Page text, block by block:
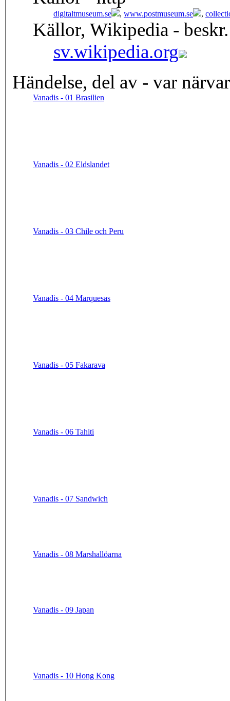
digitaltmuseum.se , www.postmuseum.se ,
Källor, Wikipedia -
sv.wikipedia.org
Händelse, del av - var
Vanadis - 01 Brasilien
Vanadis - 02 Eldslandet
Vanadis - 03 Chile och Peru
Vanadis - 04 Marquesas
Vanadis - 05 Fakarava
Vanadis - 06 Tahiti
Vanadis - 07 Sandwich
Vanadis - 08 Marshallöarna
Vanadis - 09 Japan
Vanadis - 10 Hong Kong